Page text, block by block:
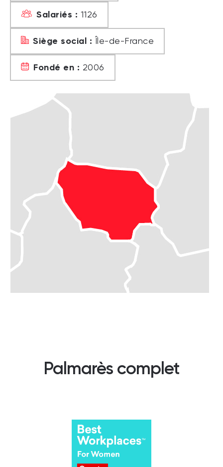
Salariés : 1126
Siège social : Île-de-France
Fondé en : 2006
Palmarès complet